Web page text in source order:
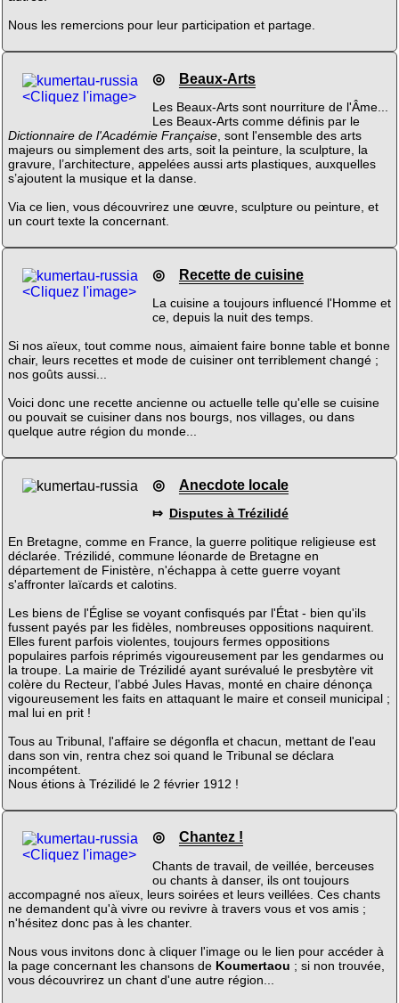
Nous les remercions pour leur participation et partage.
<Cliquez l'image>
◎ Beaux-Arts
Les Beaux-Arts sont nourriture de l'Âme...
Les Beaux-Arts comme définis par le
Dictionnaire de l'Académie Française, sont l'ensemble des arts
majeurs ou simplement des arts, soit la peinture, la sculpture, la
gravure, l’architecture, appelées aussi arts plastiques, auxquelles
s’ajoutent la musique et la danse.
Via ce lien, vous découvrirez une œuvre, sculpture ou peinture, et
un court texte la concernant.
<Cliquez l'image>
◎ Recette de cuisine
La cuisine a toujours influencé l'Homme et
ce, depuis la nuit des temps.
Si nos aïeux, tout comme nous, aimaient faire bonne table et bonne
chair, leurs recettes et mode de cuisiner ont terriblement changé ;
nos goûts aussi...
Voici donc une recette ancienne ou actuelle telle qu'elle se cuisine
ou pouvait se cuisiner dans nos bourgs, nos villages, ou dans
quelque autre région du monde...
◎ Anecdote locale
⤇ Disputes à Trézilidé
En Bretagne, comme en France, la guerre politique religieuse est
déclarée. Trézilidé, commune léonarde de Bretagne en
département de Finistère, n'échappa à cette guerre voyant
s'affronter laïcards et calotins.
Les biens de l'Église se voyant confisqués par l'État - bien qu'ils
fussent payés par les fidèles, nombreuses oppositions naquirent.
Elles furent parfois violentes, toujours fermes oppositions
populaires parfois réprimés vigoureusement par les gendarmes ou
la troupe. La mairie de Trézilidé ayant surévalué le presbytère vit
colère du Recteur, l’abbé Jules Havas, monté en chaire dénonça
vigoureusement les faits en attaquant le maire et conseil municipal ;
mal lui en prit !
Tous au Tribunal, l'affaire se dégonfla et chacun, mettant de l'eau
dans son vin, rentra chez soi quand le Tribunal se déclara
incompétent.
Nous étions à Trézilidé le 2 février 1912 !
<Cliquez l'image>
◎ Chantez !
Chants de travail, de veillée, berceuses
ou chants à danser, ils ont toujours
accompagné nos aïeux, leurs soirées et leurs veillées. Ces chants
ne demandent qu'à vivre ou revivre à travers vous et vos amis ;
n'hésitez donc pas à les chanter.
Nous vous invitons donc à cliquer l'image ou le lien pour accéder à
la page concernant les chansons de Koumertaou ; si non trouvée,
vous découvrirez un chant d'une autre région...